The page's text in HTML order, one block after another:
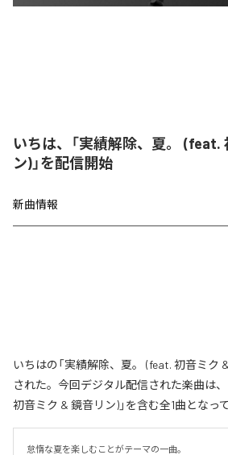
いちは、「実績解除、夏。 (feat.
ン)」を配信開始
新曲情報
いちはの「実績解除、夏。 (feat. 初音ミク
された。今回デジタル配信された楽曲は
初音ミク & 鏡音リン)」を含む全1曲となっ
怠惰な夏を楽しむことがテーマの一曲。